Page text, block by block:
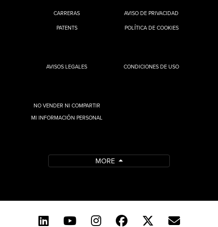
CARRERAS
PATENTS
AVISO DE PRIVACIDAD
POLÍTICA DE COOKIES
AVISOS LEGALES CONDICIONES DE USO
NO VENDER NI COMPARTIR
MI INFORMACIÓN PERSONAL
MORE